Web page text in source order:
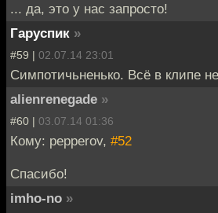
... да, это у нас запросто!
Гаруспик »
#59 | 02.07.14 23:01
Симпотичьненько. Всё в клипе
alienrenegade »
#60 | 03.07.14 01:36
Кому: pepperov, #52
Спасибо!
imho-no »